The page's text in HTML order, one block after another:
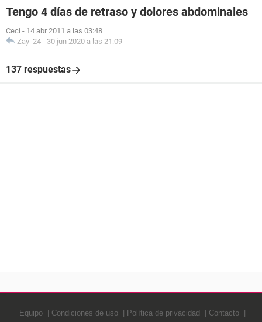
Tengo 4 días de retraso y dolores abdominales
Ceci - 14 abr 2011 a las 03:48
Zay_24 - 30 jun 2020 a las 21:09
137 respuestas
Equipo Condiciones de uso Política de privacidad Contacto